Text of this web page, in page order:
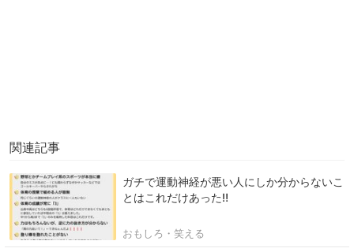
関連記事
ガチで運動神経が悪い人にしか分からないこ
とはこれだけあった‼
おもしろ・笑える